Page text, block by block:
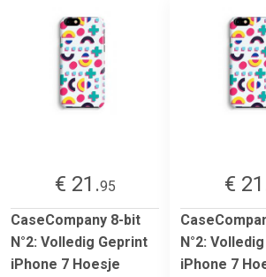
€ 21.95
CaseCompany 8-bit
N°2: Volledig Geprint
iPhone 7 Hoesje
€
N°2:
iPhone 7